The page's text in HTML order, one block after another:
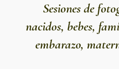
Sesiones de
nacidos, bebes,
embarazo,